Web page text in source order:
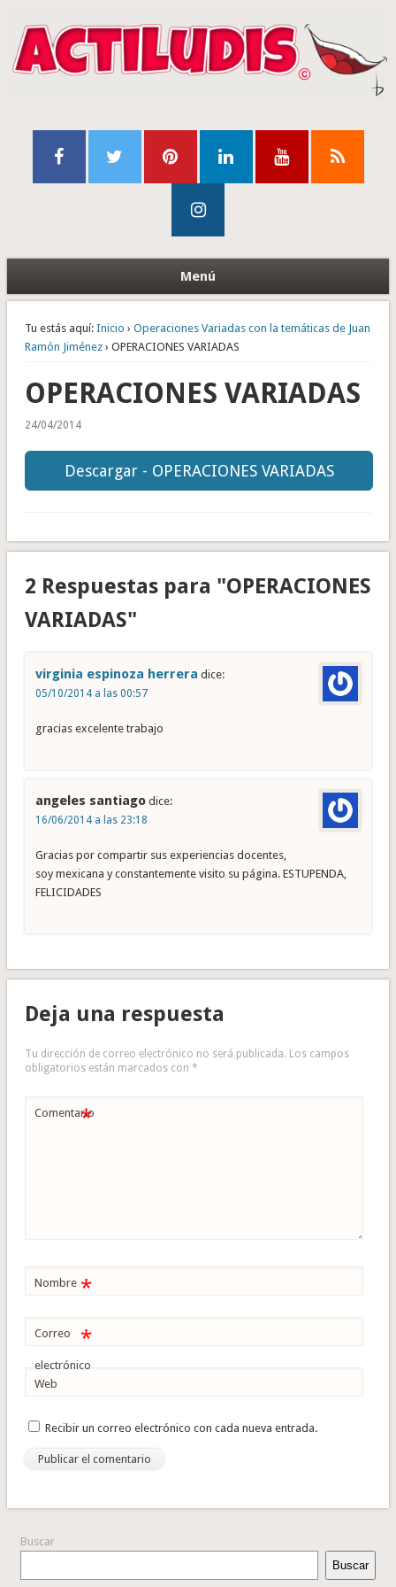
Menú
Tu estás aquí: Inicio › Operaciones Variadas con la temáticas de Juan
Ramón Jiménez› OPERACIONES VARIADAS
OPERACIONES VARIADAS
24/04/2014
Descargar - OPERACIONES VARIADAS
2 Respuestas para "OPERACIONES
VARIADAS"
virginia espinoza herrera dice:
05/10/2014 a las 00:57
gracias excelente trabajo
angeles santiago dice:
16/06/2014 a las 23:18
Gracias por compartir sus experiencias docentes,
soy mexicana y constantemente visito su página. ESTUPENDA,
FELICIDADES
Deja una respuesta
Tu dirección de correo electrónico no será publicada. Los campos
obligatorios están marcados con *
Comentario
*
Nombre *
Correo
electrónico
*
Web
Recibir un correo electrónico con cada nueva entrada.
Buscar
Buscar